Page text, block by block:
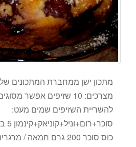
מתכון ישן ממחברת המתכונים
מצרכים: 10 שזיפים אפשר
להשריית השזיפים שמים מעט: